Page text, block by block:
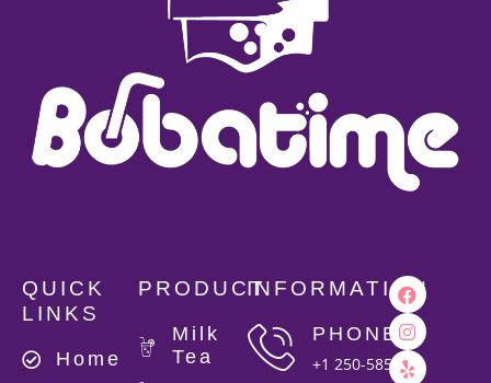
QUICK
LINKS
Home
PRODUCT
Milk
Tea
INFORMATION
PHONE
+1 250-585-